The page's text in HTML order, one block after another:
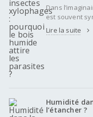
Dans
est souvent
Lire la suite
Humidité
l’étancher ?